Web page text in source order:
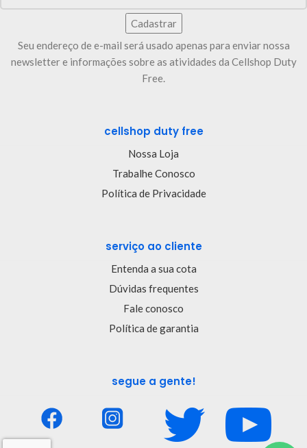
Seu endereço de e-mail será usado apenas para enviar nossa
newsletter e informações sobre as atividades da Cellshop Duty
Free.
cellshop duty free
Nossa Loja
Trabalhe Conosco
Política de Privacidade
serviço ao cliente
Entenda a sua cota
Dúvidas frequentes
Fale conosco
Política de garantia
segue a gente!